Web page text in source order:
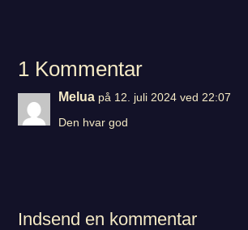
1 Kommentar
Melua på 12. juli 2024 ved 22:07
Den hvar god
Indsend en kommentar